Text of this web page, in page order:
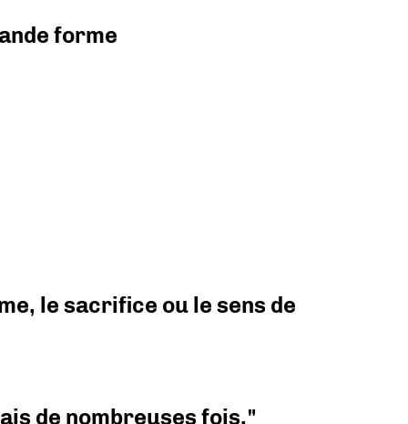
forme
le sacrifice ou le sens de
de nombreuses fois."